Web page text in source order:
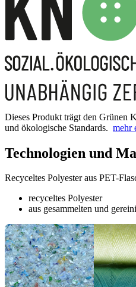
Dieses Produkt trägt den Grünen
und ökologische Standards. mehr
Technologien und
Recyceltes Polyester aus PET-
recyceltes Polyester
aus gesammelten und